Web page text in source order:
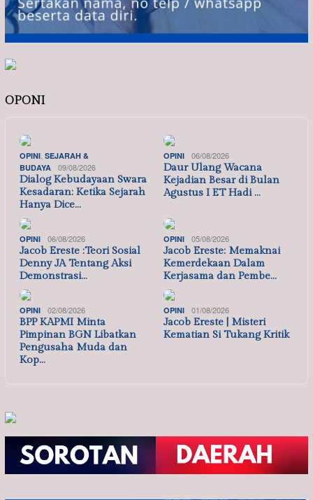
OPONI
OPINI SEJARAH &
BUDAYA
09/08/2026
Dialog Kebudayaan Swara
Kesadaran: Ketika Sejarah
Hanya Dice…
OPINI 06/08/2026
Daur Ulang Wacana
Kejadian Besar di Bulan
Agustus I ET Hadi …
OPINI 06/08/2026
Jacob Ereste :Teori Sosial
Denny JA Tentang Aksi
Demonstrasi…
OPINI 05/08/2026
Jacob Ereste: Memaknai
Kemerdekaan Dalam
Kerjasama dan Pembe…
OPINI 02/08/2026
BPP KAPMI Minta
Pimpinan BGN Libatkan
Pengusaha Muda dan
Kop…
OPINI 01/08/2026
Jacob Ereste | Misteri
Kematian Si Tukang Kritik